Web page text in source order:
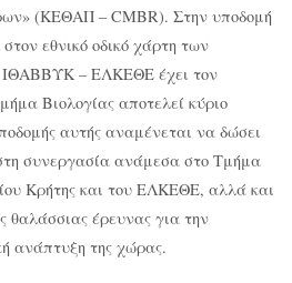
(ΚΕΘΑΠ – CMBR). Στην υποδομή
εθνικό οδικό χάρτη των
ΙΘΑΒΒΥΚ – ΕΛΚΕΘΕ έχει τον
Βιολογίας αποτελεί κύριο
αυτής αναμένεται να δώσει
συνεργασία ανάμεσα στο Τμήμα
Κρήτης και του ΕΛΚΕΘΕ, αλλά και
θαλάσσιας έρευνας για την
ανάπτυξη της χώρας.